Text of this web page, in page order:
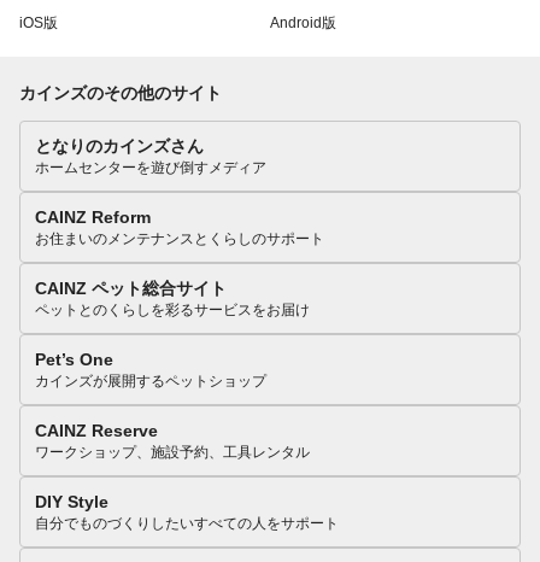
iOS版 Android版
カインズのその他のサイト
となりのカインズさん
ホームセンターを遊び倒すメディア
CAINZ Reform
お住まいのメンテナンスとくらしのサポート
CAINZ ペット総合サイト
ペットとのくらしを彩るサービスをお届け
Pet’s One
カインズが展開するペットショップ
CAINZ Reserve
ワークショップ、施設予約、工具レンタル
DIY Style
自分でものづくりしたいすべての人をサポート